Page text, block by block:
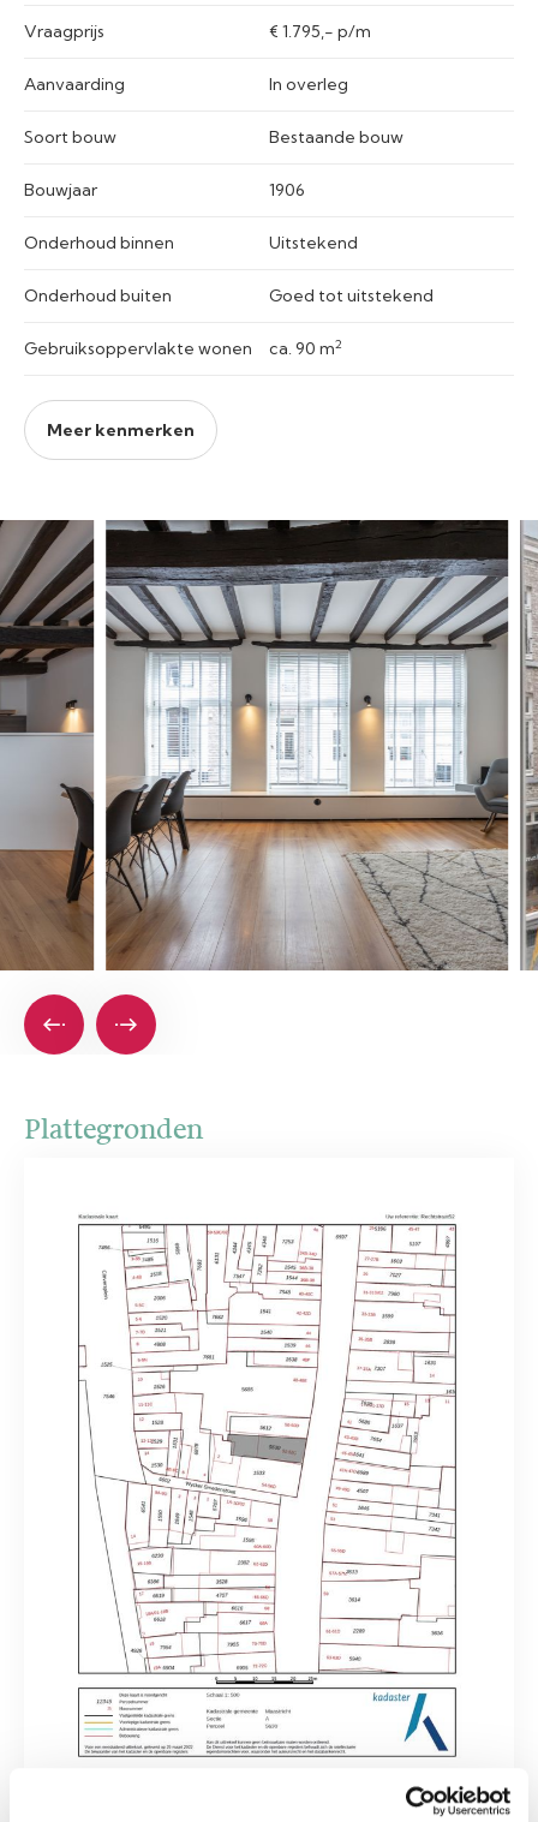
Vraagprijs € 1.795,- p/m
Aanvaarding In overleg
Soort bouw Bestaande bouw
Bouwjaar 1906
Onderhoud binnen Uitstekend
Onderhoud buiten Goed tot uitstekend
Gebruiksoppervlakte wonen ca. 90 m2
Meer kenmerken
Plattegronden